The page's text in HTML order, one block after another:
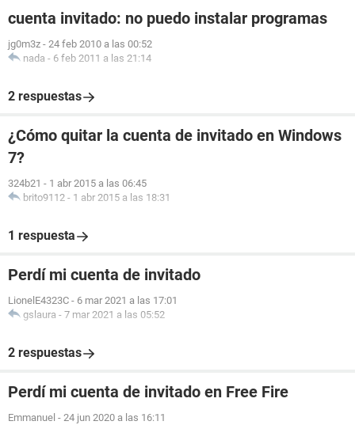
cuenta invitado: no puedo instalar programas
jg0m3z - 24 feb 2010 a las 00:52
nada - 6 feb 2011 a las 21:14
2 respuestas
¿Cómo quitar la cuenta de invitado en Windows
7?
324b21 - 1 abr 2015 a las 06:45
brito9112 - 1 abr 2015 a las 18:31
1 respuesta
Perdí mi cuenta de invitado
LionelE4323C - 6 mar 2021 a las 17:01
gslaura - 7 mar 2021 a las 05:52
2 respuestas
Perdí mi cuenta de invitado en Free Fire
Emmanuel - 24 jun 2020 a las 16:11